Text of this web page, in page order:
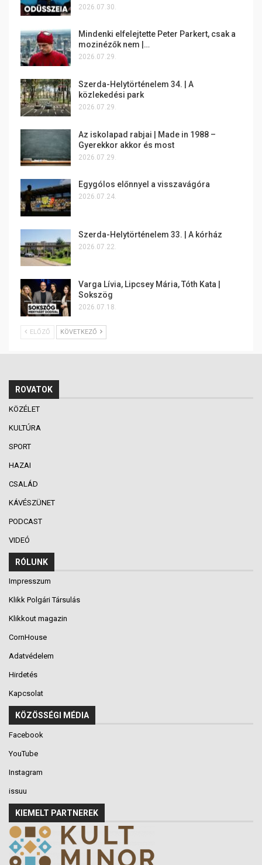
2026.07.30.
Mindenki elfelejtette Peter Parkert, csak a
mozinézők nem |…
2026.07.29.
Szerda-Helytörténelem 34. | A
közlekedési park
2026.07.29.
Az iskolapad rabjai | Made in 1988 –
Gyerekkor akkor és most
2026.07.29.
Egygólos előnnyel a visszavágóra
2026.07.24.
Szerda-Helytörténelem 33. | A kórház
2026.07.22.
Varga Lívia, Lipcsey Mária, Tóth Kata |
Sokszög
2026.07.18.
ELŐZŐ KÖVETKEZŐ
ROVATOK
KÖZÉLET
KULTÚRA
SPORT
HAZAI
CSALÁD
KÁVÉSZÜNET
PODCAST
VIDEÓ
RÓLUNK
Impresszum
Klikk Polgári Társulás
Klikkout magazin
CornHouse
Adatvédelem
Hirdetés
Kapcsolat
KÖZÖSSÉGI MÉDIA
Facebook
YouTube
Instagram
issuu
KIEMELT PARTNEREK